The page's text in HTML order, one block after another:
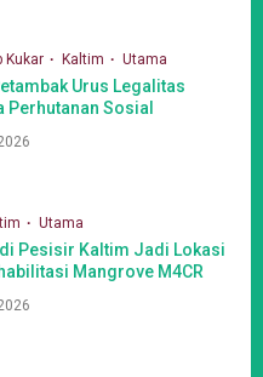
Kukar Kaltim Utama
Urus Legalitas
Perhutanan Sosial
Utama
di Pesisir Kaltim Jadi Lokasi
Mangrove M4CR